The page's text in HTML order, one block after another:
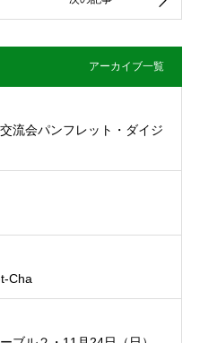
アーカイブ一覧
流会パンフレット・ダイジ
Cha